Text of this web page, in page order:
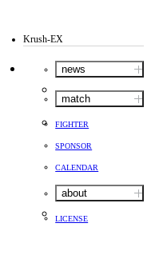
Krush-EX
news
match
FIGHTER
SPONSOR
CALENDAR
about
LICENSE